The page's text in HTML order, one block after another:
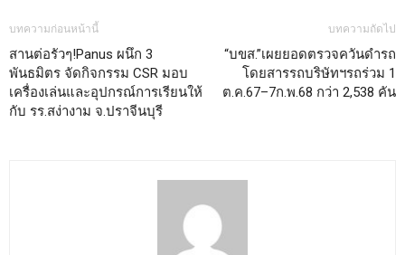
บทความก่อนหน้านี้
สานต่อรัวๆ!Panus ผนึก 3
พันธมิตร จัดกิจกรรม CSR มอบ
เครื่องเล่นและอุปกรณ์การเรียนให้
กับ รร.สง่างาม จ.ปราจีนบุรี
บทความถัดไป
“บขส.”เผยยอดตรวจควันดำรถ
โดยสารรถบริษัทฯรถร่วม 1
ต.ค.67–7ก.พ.68 กว่า 2,538 คัน